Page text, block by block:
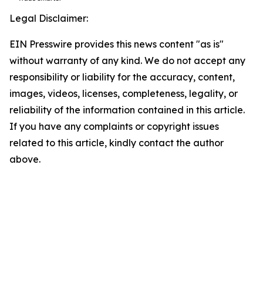
Legal Disclaimer:
EIN Presswire provides this news content "as is"
without warranty of any kind. We do not accept any
responsibility or liability for the accuracy, content,
images, videos, licenses, completeness, legality, or
reliability of the information contained in this article.
If you have any complaints or copyright issues
related to this article, kindly contact the author
above.